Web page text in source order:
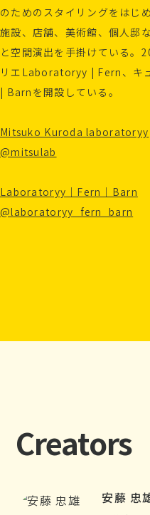
のためのスタイリングをはじ
施設、店舗、美術館、個人邸
と空間演出を手掛けている。
リエLaboratoryy | Fern、キ
| Barnを開設している。
Mitsuko Kuroda laboratoryy
@mitsulab
Laboratoryy｜Fern｜Barn
@laboratoryy_fern_barn
Creators
安藤 忠